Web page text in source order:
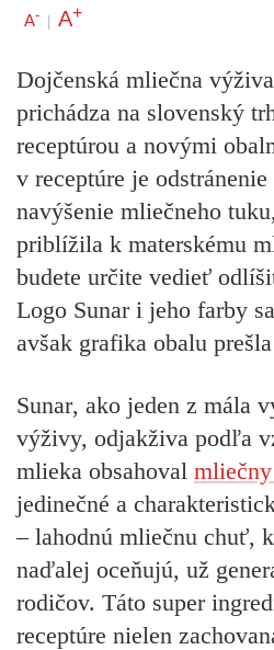
A- | A+
Dojčenská mliečna výživa
prichádza na slovenský
receptúrou a novými
v receptúre je
navýšenie mliečneho
priblížila k materskému
budete určite vedieť
Logo Sunar i jeho farby
avšak grafika obalu
Sunar, ako jeden z mála
výživy, odjakživa podľa
mlieka obsahoval
jedinečné a
– lahodnú mliečnu chuť,
naďalej oceňujú, už
rodičov. Táto super
receptúre nielen